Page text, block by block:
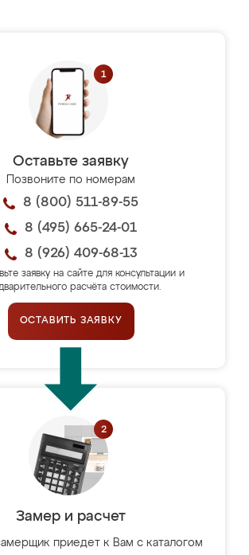
Оставьте заявку
Позвоните по номерам
8 (800) 511-89-55
8 (495) 665-24-01
8 (926) 409-68-13
заявку на сайте для консультации и
расчёта стоимости.
ОСТАВИТЬ ЗАЯВКУ
Замер и расчет
приедет к Вам с каталогом